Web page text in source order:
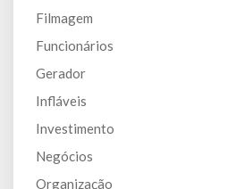
Filmagem
Funcionários
Gerador
Infláveis
Investimento
Negócios
Organização